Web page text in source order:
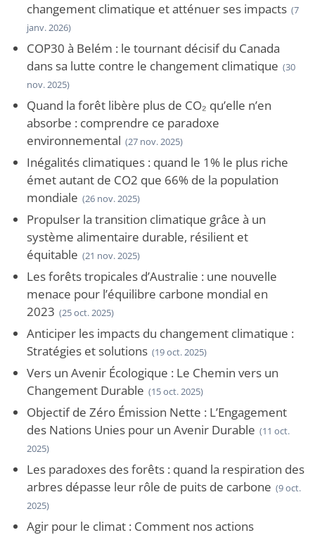
changement climatique et atténuer ses impacts (7
janv. 2026)
COP30 à Belém : le tournant décisif du Canada
dans sa lutte contre le changement climatique (30
nov. 2025)
Quand la forêt libère plus de CO₂ qu’elle n’en
absorbe : comprendre ce paradoxe
environnemental (27 nov. 2025)
Inégalités climatiques : quand le 1% le plus riche
émet autant de CO2 que 66% de la population
mondiale (26 nov. 2025)
Propulser la transition climatique grâce à un
système alimentaire durable, résilient et
équitable (21 nov. 2025)
Les forêts tropicales d’Australie : une nouvelle
menace pour l’équilibre carbone mondial en
2023 (25 oct. 2025)
Anticiper les impacts du changement climatique :
Stratégies et solutions (19 oct. 2025)
Vers un Avenir Écologique : Le Chemin vers un
Changement Durable (15 oct. 2025)
Objectif de Zéro Émission Nette : L’Engagement
des Nations Unies pour un Avenir Durable (11 oct.
2025)
Les paradoxes des forêts : quand la respiration des
arbres dépasse leur rôle de puits de carbone (9 oct.
2025)
Agir pour le climat : Comment nos actions